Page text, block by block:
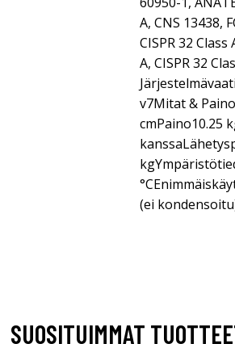
A, CNS 13438,
CISPR 32
A, CISPR 32
v7Mitat &
cmPaino10.25
(ei
SUOSITUIMMAT